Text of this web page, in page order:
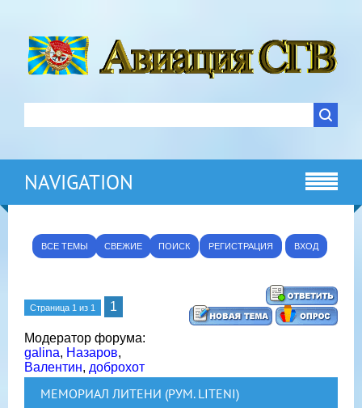
NAVIGATION
ВСЕ ТЕМЫ СВЕЖИЕ ПОИСК РЕГИСТРАЦИЯ ВХОД
Страница 1 из 1 1
Модератор форума:
galina, Назаров,
Валентин, доброхот
МЕМОРИАЛ ЛИТЕНИ (РУМ. LITENI)